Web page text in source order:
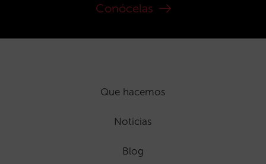
Conócelas
Que hacemos
Noticias
Blog